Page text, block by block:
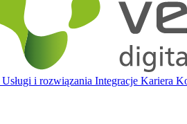
Usługi i rozwiązania Integracje Kariera